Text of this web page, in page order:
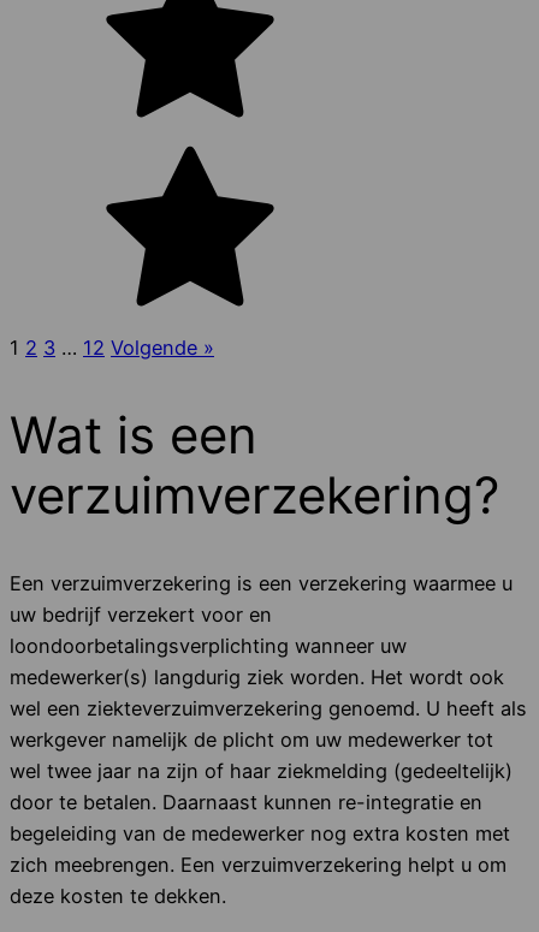
1 2 3 … 12 Volgende »
Wat is een
verzuimverzekering?
Een verzuimverzekering is een verzekering waarmee u
uw bedrijf verzekert voor en
loondoorbetalingsverplichting wanneer uw
medewerker(s) langdurig ziek worden. Het wordt ook
wel een ziekteverzuimverzekering genoemd. U heeft als
werkgever namelijk de plicht om uw medewerker tot
wel twee jaar na zijn of haar ziekmelding (gedeeltelijk)
door te betalen. Daarnaast kunnen re-integratie en
begeleiding van de medewerker nog extra kosten met
zich meebrengen. Een verzuimverzekering helpt u om
deze kosten te dekken.